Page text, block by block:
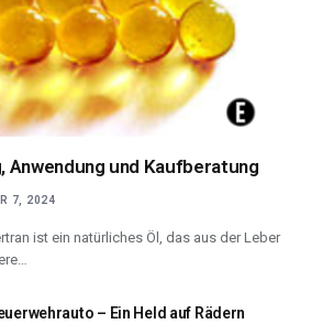
Anwendung und Kaufberatung
7, 2024
ist ein natürliches Öl, das aus der Leber
– Ein Held auf Rädern